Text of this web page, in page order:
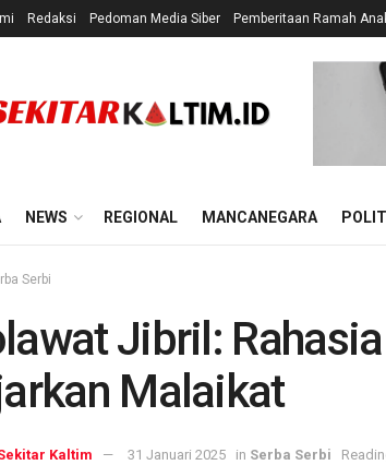
Redaksi Pedoman Media Siber Pemberitaan Ramah
NEWS REGIONAL MANCANEGARA
Serbi
Jibril:
Malaikat
Kaltim 31 Januari 2025 in Serba Serbi